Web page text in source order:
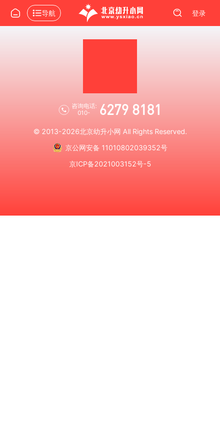
导航 登录
咨询电话:
010-
6279 8181
© 2013-2026北京幼升小网 All Rights Reserved.
京公网安备 11010802039352号
京ICP备2021003152号-5